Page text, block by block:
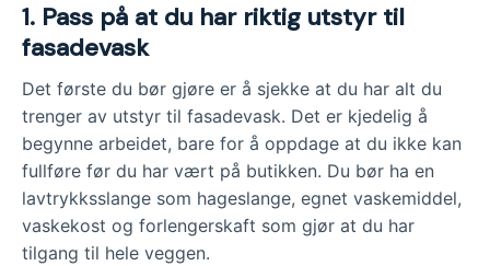
1. Pass på at du har riktig utstyr til
fasadevask
Det første du bør gjøre er å sjekke at du har alt du
trenger av utstyr til fasadevask. Det er kjedelig å
begynne arbeidet, bare for å oppdage at du ikke kan
fullføre før du har vært på butikken. Du bør ha en
lavtrykksslange som hageslange, egnet vaskemiddel,
vaskekost og forlengerskaft som gjør at du har
tilgang til hele veggen.